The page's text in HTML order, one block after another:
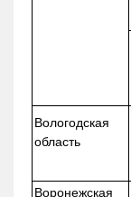
Вологодская
область
Воронежская